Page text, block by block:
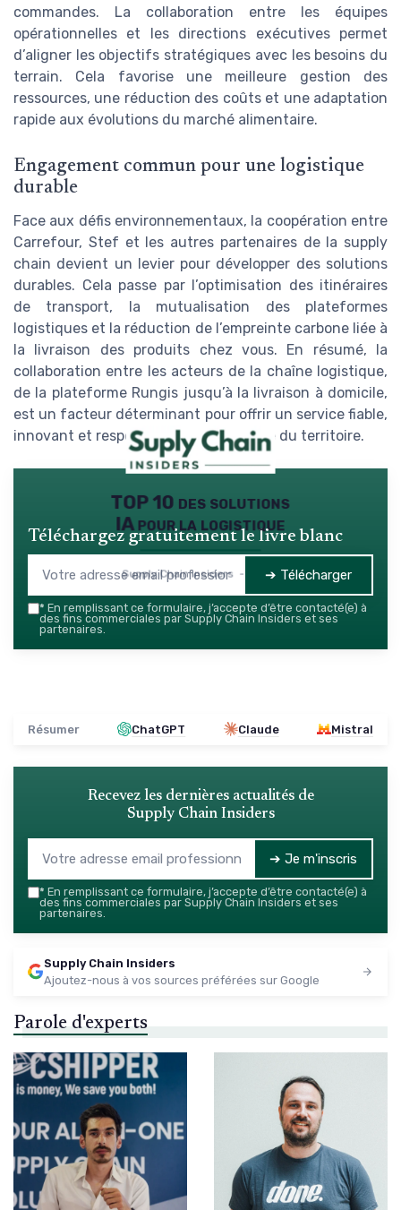
commandes. La collaboration entre les équipes
opérationnelles et les directions exécutives permet
d’aligner les objectifs stratégiques avec les besoins du
terrain. Cela favorise une meilleure gestion des
ressources, une réduction des coûts et une adaptation
rapide aux évolutions du marché alimentaire.
Engagement commun pour une logistique
durable
Face aux défis environnementaux, la coopération entre
Carrefour, Stef et les autres partenaires de la supply
chain devient un levier pour développer des solutions
durables. Cela passe par l’optimisation des itinéraires
de transport, la mutualisation des plateformes
logistiques et la réduction de l’empreinte carbone liée à
la livraison des produits chez vous. En résumé, la
collaboration entre les acteurs de la chaîne logistique,
de la plateforme Rungis jusqu’à la livraison à domicile,
est un facteur déterminant pour offrir un service fiable,
innovant et responsable sur l’ensemble du territoire.
TOP 10 des solutions
IA pour la logistique
Supply Chain Insiders — 2026
Téléchargez gratuitement le livre blanc
➔ Télécharger
* En remplissant ce formulaire, j’accepte d’être contacté(e) à
des fins commerciales par Supply Chain Insiders et ses
partenaires.
Résumer ChatGPT Claude Mistral
Recevez les dernières actualités de
Supply Chain Insiders
➔ Je m'inscris
* En remplissant ce formulaire, j’accepte d’être contacté(e) à
des fins commerciales par Supply Chain Insiders et ses
partenaires.
Supply Chain Insiders
Ajoutez-nous à vos sources préférées sur Google
Parole d'experts